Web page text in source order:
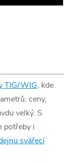
TIG/WIG, kde
ceny,
velký. S
potřeby i
svářecí